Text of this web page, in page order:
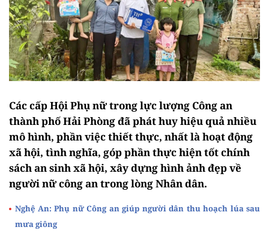
Các cấp Hội Phụ nữ trong lực lượng Công an
thành phố Hải Phòng đã phát huy hiệu quả nhiều
mô hình, phần việc thiết thực, nhất là hoạt động
xã hội, tình nghĩa, góp phần thực hiện tốt chính
sách an sinh xã hội, xây dựng hình ảnh đẹp về
người nữ công an trong lòng Nhân dân.
Nghệ An: Phụ nữ Công an giúp người dân thu hoạch lúa sau
mưa giông